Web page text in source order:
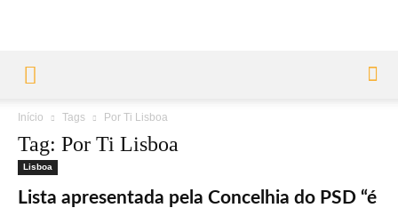
Início Tags Por Ti Lisboa
Tag: Por Ti Lisboa
Lisboa
Lista apresentada pela Concelhia do PSD “é